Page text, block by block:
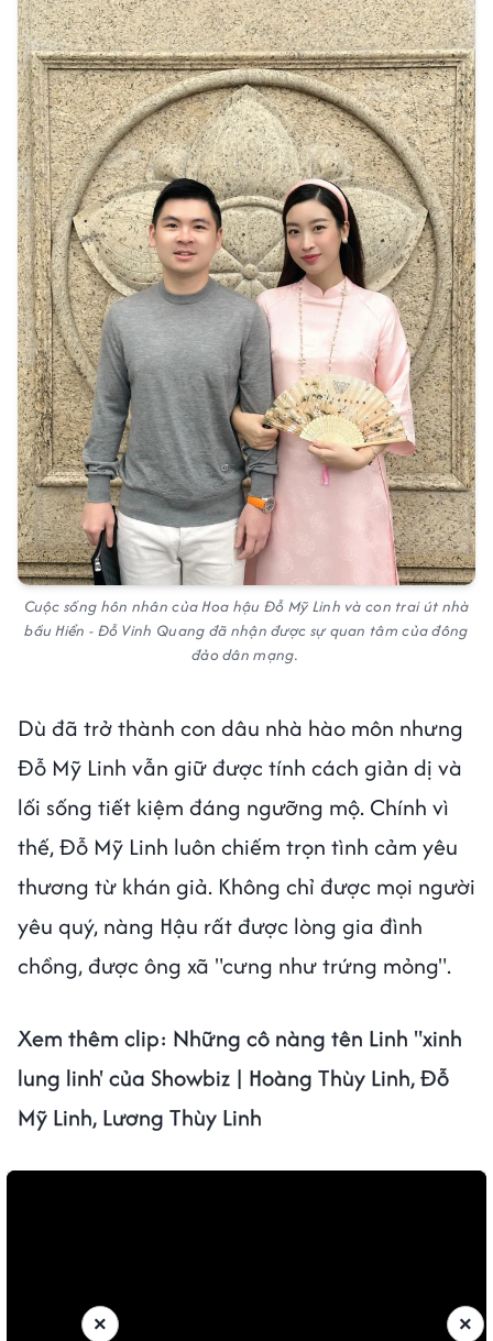
Cuộc sống hôn nhân của Hoa hậu Đỗ Mỹ Linh và con trai út nhà
bầu Hiển - Đỗ Vinh Quang đã nhận được sự quan tâm của đông
đảo dân mạng.
Dù đã trở thành con dâu nhà hào môn nhưng
Đỗ Mỹ Linh vẫn giữ được tính cách giản dị và
lối sống tiết kiệm đáng ngưỡng mộ. Chính vì
thế, Đỗ Mỹ Linh luôn chiếm trọn tình cảm yêu
thương từ khán giả. Không chỉ được mọi người
yêu quý, nàng Hậu rất được lòng gia đình
chồng, được ông xã "cưng như trứng mỏng".
Xem thêm clip: Những cô nàng tên Linh "xinh
lung linh' của Showbiz | Hoàng Thùy Linh, Đỗ
Mỹ Linh, Lương Thùy Linh
×
×